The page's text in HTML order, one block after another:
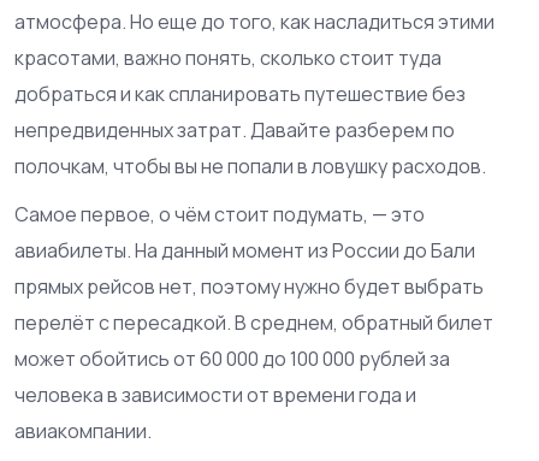
атмосфера. Но еще до того, как насладиться этими
красотами, важно понять, сколько стоит туда
добраться и как спланировать путешествие без
непредвиденных затрат. Давайте разберем по
полочкам, чтобы вы не попали в ловушку расходов.
Самое первое, о чём стоит подумать, — это
авиабилеты. На данный момент из России до Бали
прямых рейсов нет, поэтому нужно будет выбрать
перелёт с пересадкой. В среднем, обратный билет
может обойтись от 60 000 до 100 000 рублей за
человека в зависимости от времени года и
авиакомпании.